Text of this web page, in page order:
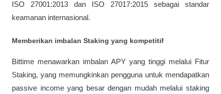
ISO 27001:2013 dan ISO 27017:2015 sebagai standar
keamanan internasional.
Memberikan imbalan Staking yang kompetitif
Bittime menawarkan imbalan APY yang tinggi melalui Fitur
Staking, yang memungkinkan pengguna untuk mendapatkan
passive income yang besar dengan mudah melalui staking